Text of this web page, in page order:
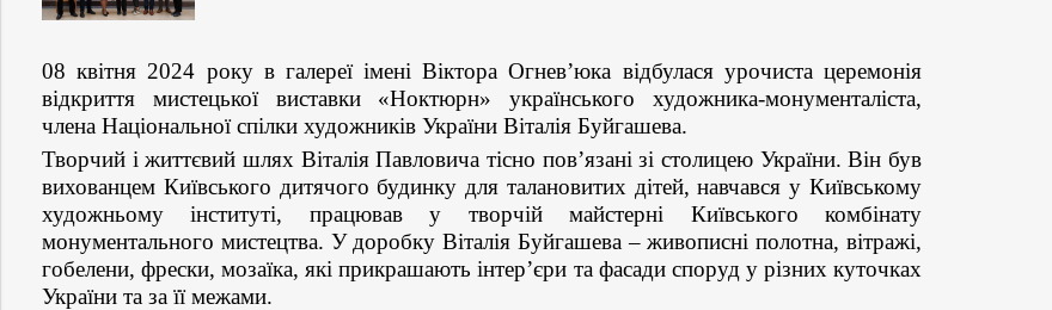
08 квітня 2024 року в галереї імені Віктора Огнев’юка відбулася урочиста церемонія
відкриття мистецької виставки «Ноктюрн» українського художника-монументаліста,
члена Національної спілки художників України Віталія Буйгашева.
Творчий і життєвий шлях Віталія Павловича тісно пов’язані зі столицею України. Він був
вихованцем Київського дитячого будинку для талановитих дітей, навчався у Київському
художньому інституті, працював у творчій майстерні Київського комбінату
монументального мистецтва. У доробку Віталія Буйгашева – живописні полотна, вітражі,
гобелени, фрески, мозаїка, які прикрашають інтер’єри та фасади споруд у різних куточках
України та за її межами.